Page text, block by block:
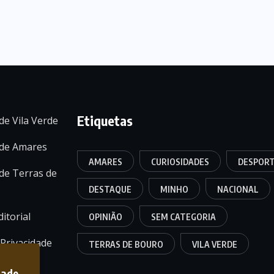
Vila Verde
Amares
Terras de
Etiquetas
AMARES CURIOSIDADES
DESTAQUE MINHO NACIONAL
OPINIÃO SEM CATEGORIA
TERRAS DE BOURO VILA VERDE